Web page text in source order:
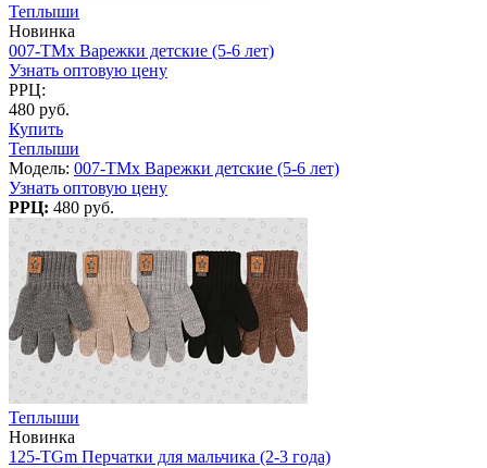
Теплыши
Новинка
007-TMx Варежки детские (5-6 лет)
Узнать оптовую цену
РРЦ:
480 руб.
Купить
Теплыши
Модель: 007-TMx Варежки детские (5-6 лет)
Узнать оптовую цену
РРЦ: 480 руб.
Теплыши
Новинка
125-TGm Перчатки для мальчика (2-3 года)